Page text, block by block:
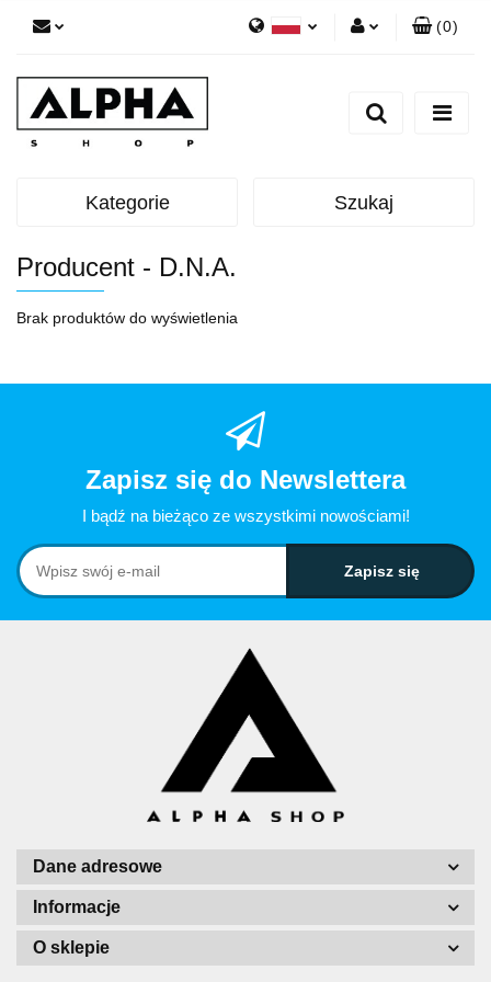
Zarejestruj się
(0)
Kategorie Szukaj
Producent - D.N.A.
Brak produktów do wyświetlenia
Zapisz się do Newslettera
I bądź na bieżąco ze wszystkimi nowościami!
Dane adresowe
Informacje
O sklepie